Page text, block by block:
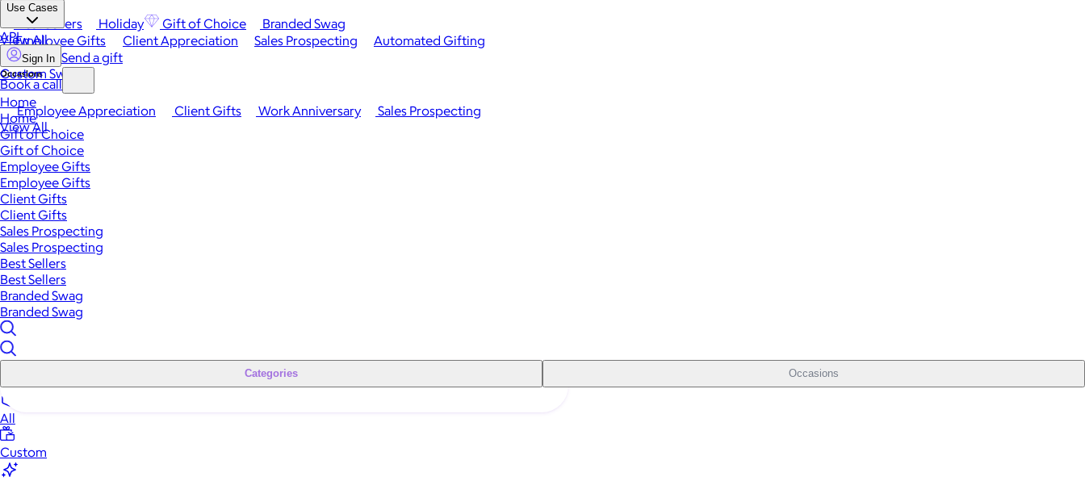
Best Sellers Holiday Gift of Choice
Branded Swag
View All
Occasions
Employee Appreciation Client Gifts Work Anniversary
Sales Prospecting
View All
Use Cases
Employee Gifts Client Appreciation Sales Prospecting Automated Gifting
Custom Swag
API
Sign In Send a gift
Book a call
Home
Home
Gift of Choice
Gift of Choice
Employee Gifts
Employee Gifts
Client Gifts
Client Gifts
Sales Prospecting
Sales Prospecting
Best Sellers
Best Sellers
Branded Swag
Branded Swag
Categories Occasions
All
Custom